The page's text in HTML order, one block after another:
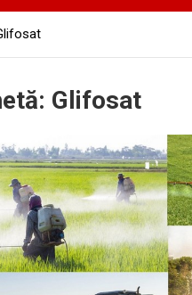
Glifosat